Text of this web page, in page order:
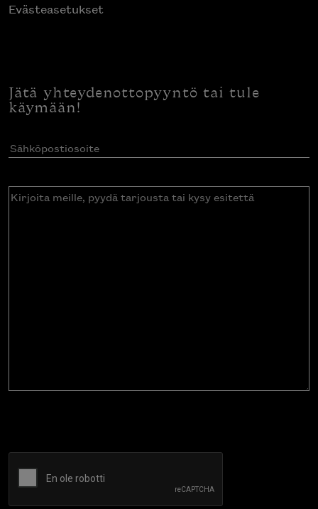
Evästeasetukset
Jätä yhteydenottopyyntö tai tule
käymään!
Sähköpostiosoite(Pakollinen)
Kirjoita